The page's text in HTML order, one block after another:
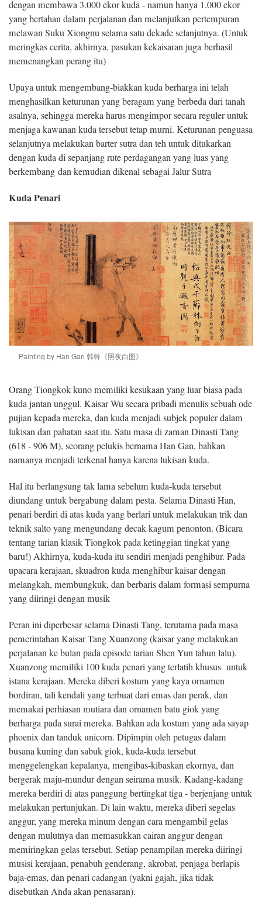
dengan membawa 3.000 ekor kuda - namun hanya 1.000 ekor
yang bertahan dalam perjalanan dan melanjutkan pertempuran
melawan Suku Xiongnu selama satu dekade selanjutnya. (Untuk
meringkas cerita, akhirnya, pasukan kekaisaran juga berhasil
memenangkan perang itu)
Upaya untuk mengembang-biakkan kuda berharga ini telah
menghasilkan keturunan yang beragam yang berbeda dari tanah
asalnya, sehingga mereka harus mengimpor secara reguler untuk
menjaga kawanan kuda tersebut tetap murni. Keturunan penguasa
selanjutnya melakukan barter sutra dan teh untuk ditukarkan
dengan kuda di sepanjang rute perdagangan yang luas yang
berkembang dan kemudian dikenal sebagai Jalur Sutra
Kuda Penari
Painting by Han Gan 韩幹《照夜白图》
Orang Tiongkok kuno memiliki kesukaan yang luar biasa pada
kuda jantan unggul. Kaisar Wu secara pribadi menulis sebuah ode
pujian kepada mereka, dan kuda menjadi subjek populer dalam
lukisan dan pahatan saat itu. Satu masa di zaman Dinasti Tang
(618 - 906 M), seorang pelukis bernama Han Gan, bahkan
namanya menjadi terkenal hanya karena lukisan kuda.
Hal itu berlangsung tak lama sebelum kuda-kuda tersebut
diundang untuk bergabung dalam pesta. Selama Dinasti Han,
penari berdiri di atas kuda yang berlari untuk melakukan trik dan
teknik salto yang mengundang decak kagum penonton. (Bicara
tentang tarian klasik Tiongkok pada ketinggian tingkat yang
baru!) Akhirnya, kuda-kuda itu sendiri menjadi penghibur. Pada
upacara kerajaan, skuadron kuda menghibur kaisar dengan
melangkah, membungkuk, dan berbaris dalam formasi sempurna
yang diiringi dengan musik
Peran ini diperbesar selama Dinasti Tang, terutama pada masa
pemerintahan Kaisar Tang Xuanzong (kaisar yang melakukan
perjalanan ke bulan pada episode tarian Shen Yun tahun lalu).
Xuanzong memiliki 100 kuda penari yang terlatih khusus untuk
istana kerajaan. Mereka diberi kostum yang kaya ornamen
bordiran, tali kendali yang terbuat dari emas dan perak, dan
memakai perhiasan mutiara dan ornamen batu giok yang
berharga pada surai mereka. Bahkan ada kostum yang ada sayap
phoenix dan tanduk unicorn. Dipimpin oleh petugas dalam
busana kuning dan sabuk giok, kuda-kuda tersebut
menggelengkan kepalanya, mengibas-kibaskan ekornya, dan
bergerak maju-mundur dengan seirama musik. Kadang-kadang
mereka berdiri di atas panggung bertingkat tiga - berjenjang untuk
melakukan pertunjukan. Di lain waktu, mereka diberi segelas
anggur, yang mereka minum dengan cara mengambil gelas
dengan mulutnya dan memasukkan cairan anggur dengan
memiringkan gelas tersebut. Setiap penampilan mereka diiringi
musisi kerajaan, penabuh genderang, akrobat, penjaga berlapis
baja-emas, dan penari cadangan (yakni gajah, jika tidak
disebutkan Anda akan penasaran).